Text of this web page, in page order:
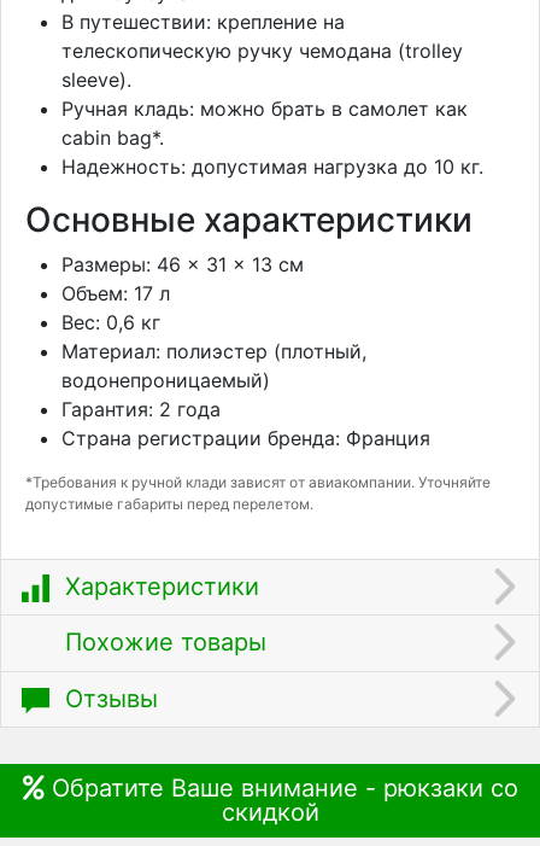
В путешествии: крепление на
телескопическую ручку чемодана (trolley
sleeve).
Ручная кладь: можно брать в самолет как
cabin bag*.
Надежность: допустимая нагрузка до 10 кг.
Основные характеристики
Размеры: 46 × 31 × 13 см
Объем: 17 л
Вес: 0,6 кг
Материал: полиэстер (плотный,
водонепроницаемый)
Гарантия: 2 года
Страна регистрации бренда: Франция
*Требования к ручной клади зависят от авиакомпании. Уточняйте
допустимые габариты перед перелетом.
Характеристики
Похожие товары
Отзывы
Обратите Ваше внимание - рюкзаки со
скидкой